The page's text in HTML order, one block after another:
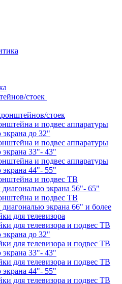
стоек
стоек
и подвес аппаратуры
экрана до 32"
и подвес аппаратуры
экрана 33"- 43"
и подвес аппаратуры
экрана 44"- 55"
и подвес ТВ
диагональю экрана 56"- 65"
и подвес ТВ
диагональю экрана 66" и более
для телевизора
для телевизора и подвес ТВ
экрана до 32"
для телевизора и подвес ТВ
экрана 33"- 43"
для телевизора и подвес ТВ
экрана 44"- 55"
для телевизора и подвес ТВ